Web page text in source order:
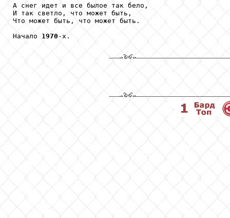
А снег идет и все былое так бело,
И так светло, что может быть,
Что может быть, что может быть.
Начало 1970 -х.